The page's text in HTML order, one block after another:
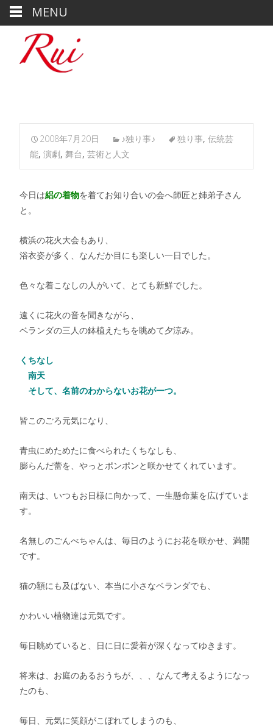
2008年7月20日 ♪独り事♪ 独り事, 伝統芸
能, 演劇, 舞台, 芸術と人文
今日は絽の着物を着てお知り合いの会へ師匠と姉弟子さん
と。
横浜の花火大会もあり、
浴衣姿が多く、なんだか目にも楽しい一日でした。
色々な着こなしの人がいて、とても新鮮でした。
遠くに花火の音を聞きながら、
ベランダの三人の鉢植えたちを眺めて夕涼み。
くちなし
南天
そして、名前のわからないお花が一つ。
皆このごろ元気になり、
青虫にめためたに食べられたくちなしも、
膨らんだ蕾を、やっとポンポンと咲かせてくれています。
南天は、いつもお日様に向かって、一生懸命葉を広げていま
す。
名無しのごんべちゃんは、毎日のようにお花を咲かせ、満開
です。
猫の額にも及ばない、本当に小さなベランダでも、
かわいい植物達は元気です。
毎日眺めていると、日に日に愛着が深くなってゆきます。
将来は、お庭のあるおうちが、、、なんて考えるようになっ
たのも、
毎日、元気に笑顔がこぼれてしまうのも、
MENU